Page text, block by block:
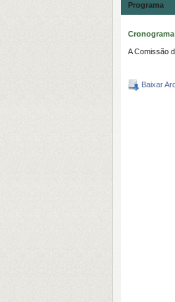
Programa
A Comissão
Baixar